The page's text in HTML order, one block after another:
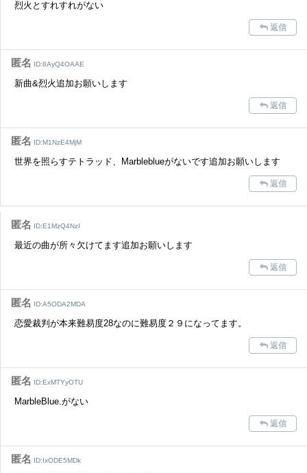
烈火とすれすれがない
返信
匿名 ID:8AyQ4OAAE
新曲&烈火追加お願いします
返信
匿名 ID:M1NzE4MjM
世界を照らすテトラッド、Marbleblueがないです追加お願いします
返信
匿名 ID:E1MzQ4NzI
最近の曲が所々欠けてます追加お願いします
返信
匿名 ID:A5ODA2MDA
恋愛裁判が本来難易度28なのに難易度２９になってます。
返信
匿名 ID:ExMTYyOTU
MarbleBlue.がない
返信
匿名 ID:IxODE5MDk